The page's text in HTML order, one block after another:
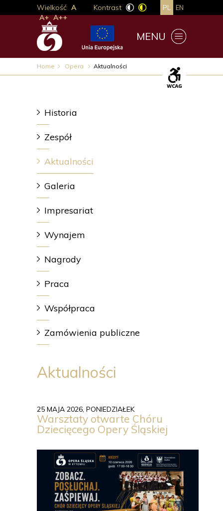
MENU
Wielkość A
A+ A++
Kontrast PL EN
Home Opera Aktualności
Historia
Zespół
Aktualności
Galeria
Impresariat
Wynajem
Nagrody
Praca
Współpraca
Zamówienia publiczne
Aktualności
25 MAJA 2026, PONIEDZIAŁEK
Warsztaty otwarte Chóru
Dziecięcego Opery Śląskiej